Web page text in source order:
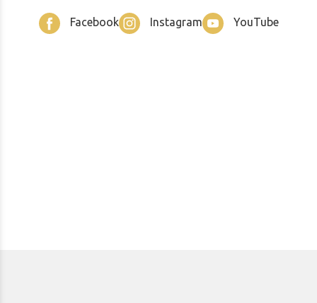
Facebook Instagram YouTube